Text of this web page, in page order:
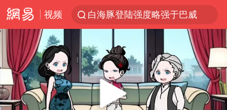
视频
白海豚登陆强度略强于巴威
《披荆斩棘2026》阵容官宣
上半年我国经营主体结构持续优化
俄称边境州遭乌大规模袭击已致13伤
杭州机场已取消航班388架次
于东来回应胖东来近25年老店年底关闭